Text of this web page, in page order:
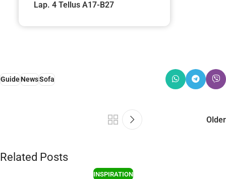
Lap. 4 Tellus A17-B27
GuideNewsSofa
Older
Related Posts
INSPIRATION